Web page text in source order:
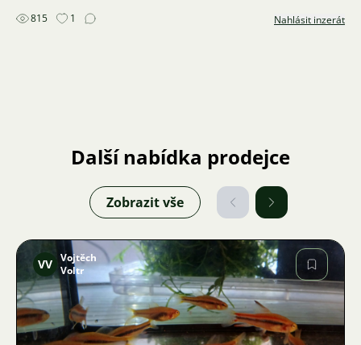
815 1 Nahlásit inzerát
Další nabídka prodejce
Zobrazit vše
Obrázek
VV Vojtěch
Voltr